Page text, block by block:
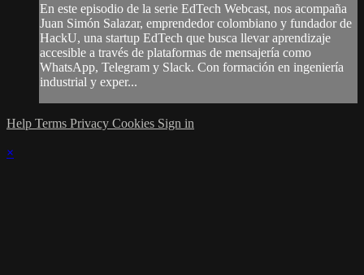
En este episodio de la serie EdTech Webcast, nos acompaña
Juan Simón Salazar, emprendedor colombiano y fundador de
HackU, una startup EdTech que busca llevar aprendizaje
accesible a través de plataformas de mensajería como
WhatsApp, Telegram y Slack. Con formación en ingeniería
industrial y exper...
Help Terms Privacy Cookies Sign in
×